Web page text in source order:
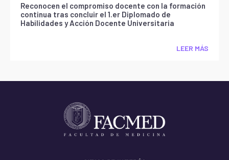
Reconocen el compromiso docente con la formación
continua tras concluir el 1.er Diplomado de
Habilidades y Acción Docente Universitaria
LEER MÁS